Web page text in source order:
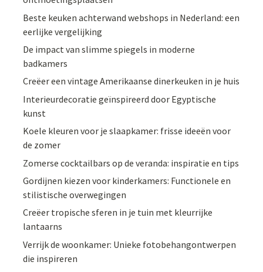
Beste keuken achterwand webshops in Nederland: een
eerlijke vergelijking
De impact van slimme spiegels in moderne
badkamers
Creëer een vintage Amerikaanse dinerkeuken in je huis
Interieurdecoratie geïnspireerd door Egyptische
kunst
Koele kleuren voor je slaapkamer: frisse ideeën voor
de zomer
Zomerse cocktailbars op de veranda: inspiratie en tips
Gordijnen kiezen voor kinderkamers: Functionele en
stilistische overwegingen
Creëer tropische sferen in je tuin met kleurrijke
lantaarns
Verrijk de woonkamer: Unieke fotobehangontwerpen
die inspireren